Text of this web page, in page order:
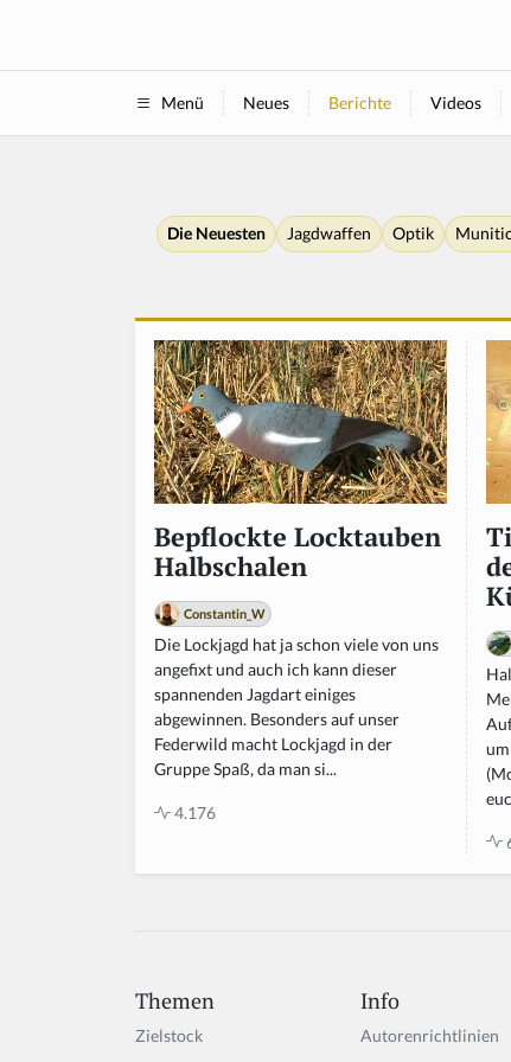
Menü Neues Berichte Videos
Die Neuesten Jagdwaffen Optik
Bepflockte Locktauben
Halbschalen
Constantin_W
Die Lockjagd hat ja schon viele von uns
angefixt und auch ich kann dieser
spannenden Jagdart einiges
abgewinnen. Besonders auf unser
Federwild macht Lockjagd in der
Gruppe Spaß, da man si...
4.176
Themen
Zielstock
Info
Autorenrichtlinien